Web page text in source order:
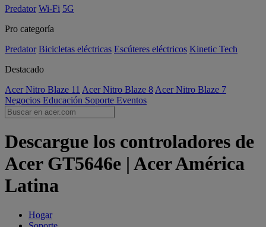
Predator Wi-Fi 5G
Pro categoría
Predator Bicicletas eléctricas Escúteres eléctricos Kinetic Tech
Destacado
Acer Nitro Blaze 11 Acer Nitro Blaze 8 Acer Nitro Blaze 7
Negocios Educación Soporte Eventos
Descargue los controladores de
Acer GT5646e | Acer América
Latina
Hogar